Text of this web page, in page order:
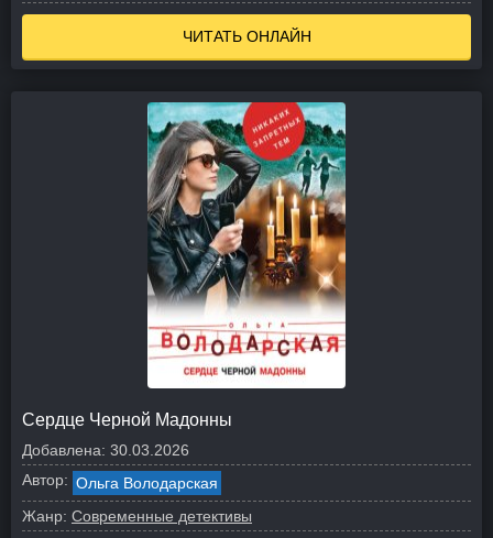
ЧИТАТЬ ОНЛАЙН
Сердце Черной Мадонны
Добавлена: 30.03.2026
Автор: Ольга Володарская
Жанр: Современные детективы